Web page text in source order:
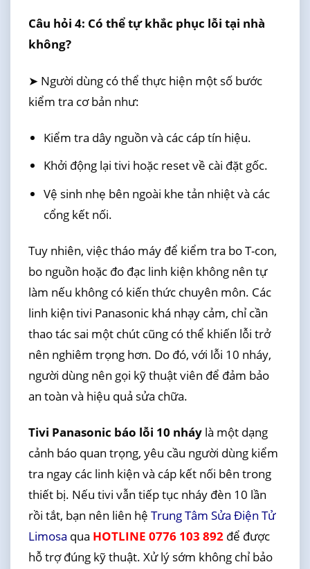
Câu hỏi 4: Có thể tự khắc phục lỗi tại nhà
không?
➤ Người dùng có thể thực hiện một số bước
kiểm tra cơ bản như:
Kiểm tra dây nguồn và các cáp tín hiệu.
Khởi động lại tivi hoặc reset về cài đặt gốc.
Vệ sinh nhẹ bên ngoài khe tản nhiệt và các
cổng kết nối.
Tuy nhiên, việc tháo máy để kiểm tra bo T-con,
bo nguồn hoặc đo đạc linh kiện không nên tự
làm nếu không có kiến thức chuyên môn. Các
linh kiện tivi Panasonic khá nhạy cảm, chỉ cần
thao tác sai một chút cũng có thể khiến lỗi trở
nên nghiêm trọng hơn. Do đó, với lỗi 10 nháy,
người dùng nên gọi kỹ thuật viên để đảm bảo
an toàn và hiệu quả sửa chữa.
Tivi Panasonic báo lỗi 10 nháylà một dạng
cảnh báo quan trọng, yêu cầu người dùng kiểm
tra ngay các linh kiện và cáp kết nối bên trong
thiết bị. Nếu tivi vẫn tiếp tục nháy đèn 10 lần
rồi tắt, bạn nên liên hệ Trung Tâm Sửa Điện Tử
Limosa qua HOTLINE 0776 103 892để được
hỗ trợ đúng kỹ thuật. Xử lý sớm không chỉ bảo